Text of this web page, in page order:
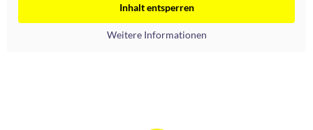
Inhalt entsperren
Weitere Informationen